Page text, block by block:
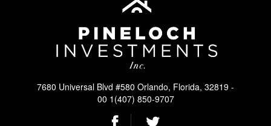
7680 Universal Blvd #580 Orlando, Florida, 32819 -
00 1(407) 850-9707